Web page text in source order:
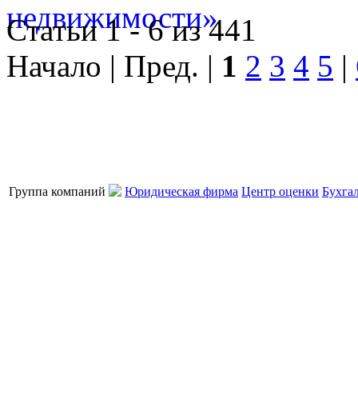
Статьи 1 - 6 из 441
Начало | Пред. | 1 2 3 4 5 |
Группа компаний Юридическая фирма Центр оценки